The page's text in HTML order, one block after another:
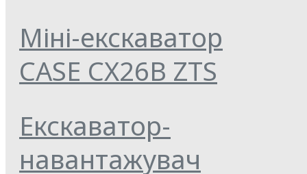
Міні-екскаватор
CASE CX26B ZTS
Екскаватор-
навантажувач